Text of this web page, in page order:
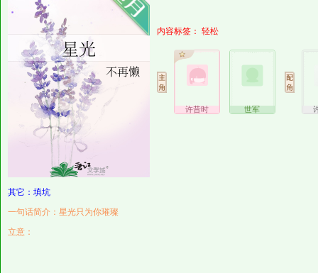
内容标签： 轻松
许昔时 世军
其它：填坑
一句话简介：星光只为你璀璨
立意：